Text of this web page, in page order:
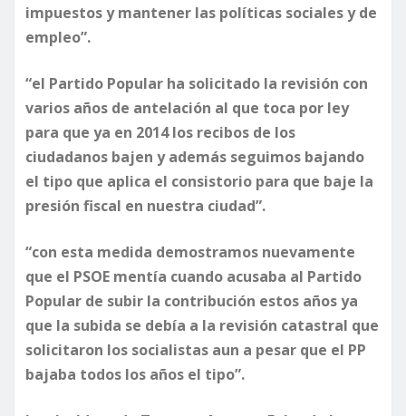
impuestos y mantener las políticas sociales y de
empleo”.
“el Partido Popular ha solicitado la revisión con
varios años de antelación al que toca por ley
para que ya en 2014 los recibos de los
ciudadanos bajen y además seguimos bajando
el tipo que aplica el consistorio para que baje la
presión fiscal en nuestra ciudad”.
“con esta medida demostramos nuevamente
que el PSOE mentía cuando acusaba al Partido
Popular de subir la contribución estos años ya
que la subida se debía a la revisión catastral que
solicitaron los socialistas aun a pesar que el PP
bajaba todos los años el tipo”.